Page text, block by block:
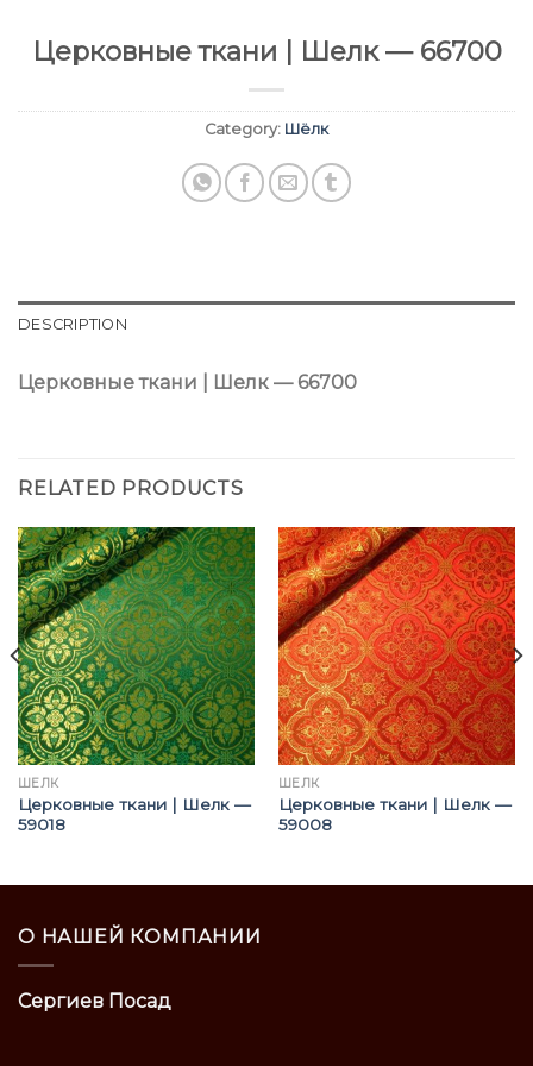
Церковные ткани | Шелк — 66700
Category: Шёлк
DESCRIPTION
Церковные ткани | Шелк — 66700
RELATED PRODUCTS
ШЁЛК
Церковные ткани | Шелк —
59018
ШЁЛК
Церковные ткани | Шелк —
59008
О НАШЕЙ КОМПАНИИ
Сергиев Посад